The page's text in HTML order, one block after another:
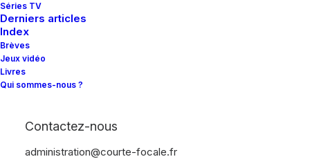
Séries TV
Derniers articles
Index
Brèves
Jeux vidéo
Livres
Qui sommes-nous ?
Contactez-nous
administration@courte-focale.fr